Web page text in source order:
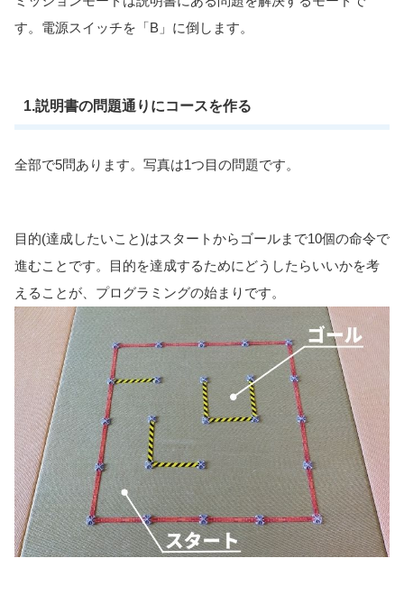
す。電源スイッチを「B」に倒します。
1.説明書の問題通りにコースを作る
全部で5問あります。写真は1つ目の問題です。
目的(達成したいこと)はスタートからゴールまで10個の命令で
進むことです。目的を達成するためにどうしたらいいかを考
えることが、プログラミングの始まりです。